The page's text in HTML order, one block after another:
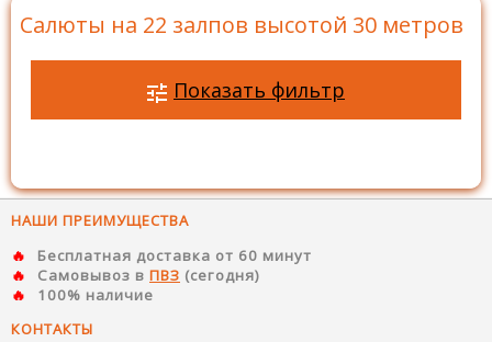
Салюты на 22 залпов высотой 30 метров
Показать фильтр
НАШИ ПРЕИМУЩЕСТВА
Бесплатная доставка от 60 минут
Самовывоз в ПВЗ (сегодня)
100% наличие
КОНТАКТЫ